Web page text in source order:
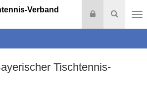
Suche
Login
Verband
Tischtennis-